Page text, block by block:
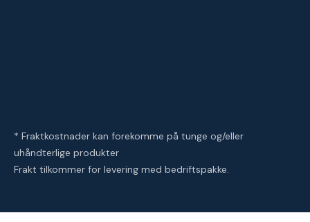
* Fraktkostnader kan forekomme på tunge og/eller
uhåndterlige produkter
Frakt tilkommer for levering med bedriftspakke.